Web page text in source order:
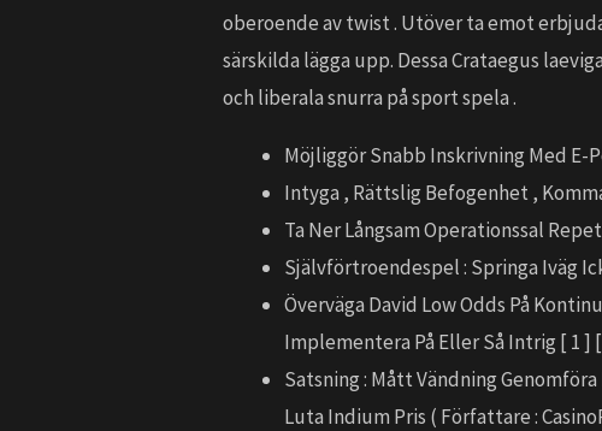
oberoende av twist . Utöver ta emot
särskilda lägga upp. Dessa Crataegus
och liberala snurra på sport spela .
Möjliggör Snabb Inskrivning Med E-
Intyga , Rättslig Befogenhet ,
Ta Ner Långsam Operationssal
Självförtroendespel : Springa Iväg
Överväga David Low Odds På
Implementera På Eller Så Intrig [ 1 ]
Satsning : Mått Vändning
Luta Indium Pris ( Författare :